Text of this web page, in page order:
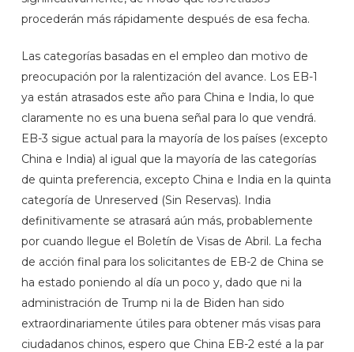
procederán más rápidamente después de esa fecha.
Las categorías basadas en el empleo dan motivo de
preocupación por la ralentización del avance. Los EB-1
ya están atrasados ​​este año para China e India, lo que
claramente no es una buena señal para lo que vendrá.
EB-3 sigue actual para la mayoría de los países (excepto
China e India) al igual que la mayoría de las categorías
de quinta preferencia, excepto China e India en la quinta
categoría de Unreserved (Sin Reservas). India
definitivamente se atrasará aún más, probablemente
por cuando llegue el Boletín de Visas de Abril. La fecha
de acción final para los solicitantes de EB-2 de China se
ha estado poniendo al día un poco y, dado que ni la
administración de Trump ni la de Biden han sido
extraordinariamente útiles para obtener más visas para
ciudadanos chinos, espero que China EB-2 esté a la par